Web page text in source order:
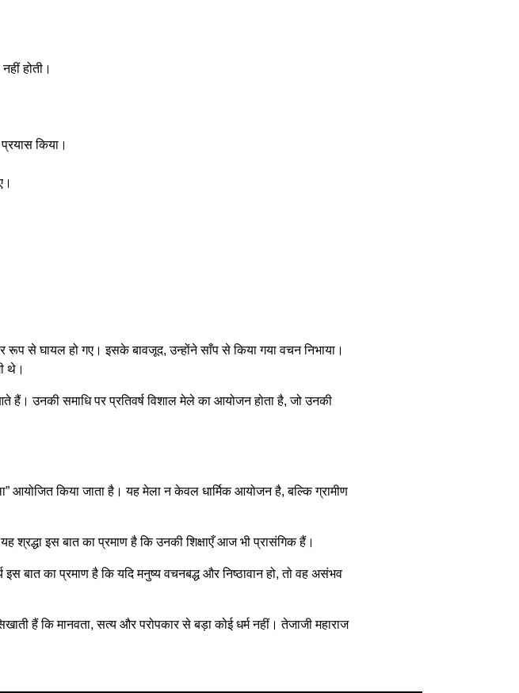
होती।
किया।
से घायल हो गए। इसके बावजूद, उन्होंने साँप से किया गया वचन निभाया।
थे।
उनकी समाधि पर प्रतिवर्ष विशाल मेले का आयोजन होता है, जो उनकी
आयोजित किया जाता है। यह मेला न केवल धार्मिक आयोजन है, बल्कि ग्रामीण
इस बात का प्रमाण है कि उनकी शिक्षाएँ आज भी प्रासंगिक हैं।
बात का प्रमाण है कि यदि मनुष्य वचनबद्ध और निष्ठावान हो, तो वह असंभव
हैं कि मानवता, सत्य और परोपकार से बड़ा कोई धर्म नहीं। तेजाजी महाराज